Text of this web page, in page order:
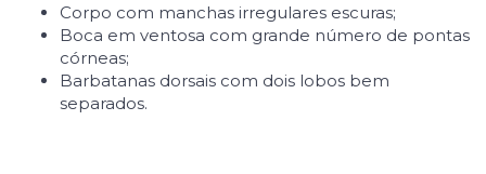
Corpo com manchas irregulares escuras;
Boca em ventosa com grande número de pontas
córneas;
Barbatanas dorsais com dois lobos bem
separados.